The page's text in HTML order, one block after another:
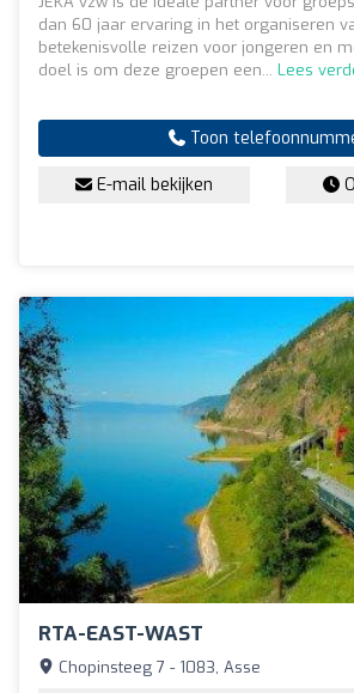
dan 60 jaar ervaring in het organiseren
betekenisvolle reizen voor jongeren en
doel is om deze groepen een... Lees
Toon
E-mail bekijken
RTA-EAST-WAST
Chopinsteeg 7 - 1083, Asse